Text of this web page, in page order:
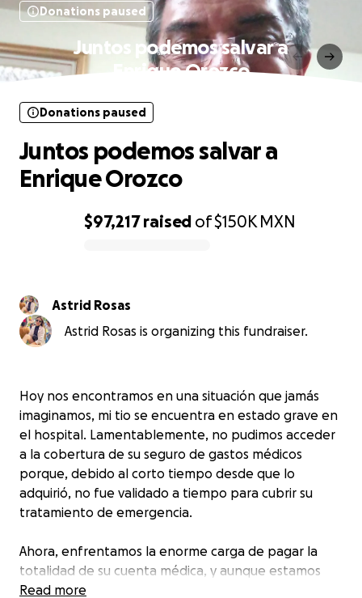
Donations paused
Juntos podemos salvar a
Enrique Orozco
$97,217raised of$150K MXN
Donations paused
Juntos podemos salvar a
Enrique Orozco
Astrid Rosas
Astrid Rosas is organizing this fundraiser.
Hoy nos encontramos en una situación que jamás
imaginamos, mi tio se encuentra en estado grave en
el hospital. Lamentablemente, no pudimos acceder
a la cobertura de su seguro de gastos médicos
porque, debido al corto tiempo desde que lo
adquirió, no fue validado a tiempo para cubrir su
tratamiento de emergencia.
Ahora, enfrentamos la enorme carga de pagar la
totalidad de su cuenta médica, y aunque estamos
haciendo todo lo posible por reunir el dinero,
Read more